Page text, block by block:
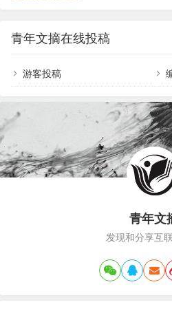
规模杀伤性武器的
的关键在于，萨达
住体验已经跌破人
例，典型有几个特
洁处于瘫痪状态。
签无人管理3、公
5、电梯使用寿命
案…
青年文摘在线投稿
游客投稿
青年文
发现和分享互